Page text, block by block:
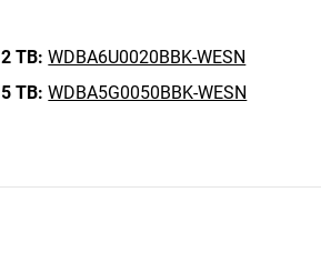
2 TB: WDBA6U0020BBK-WESN
5 TB: WDBA5G0050BBK-WESN